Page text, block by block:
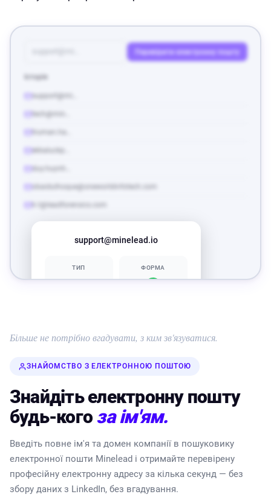
Перевірити електронну пошту
Історія
support@mi…
tech@min…
truman.ha…
ekkaluckp…
duy.huynh…
obaidulhoque@oneworldinfotech.com
h.t@leadforensics.com
support@minelead.io
ТИП ФОРМА
СЕРВЕР СТАТУС
Знайти більше електронних листів для
цього домену
Більше не потрібно вгадувати, з ким зв'язуватися.
ЗНАЙОМСТВО З ЕЛЕКТРОННОЮ ПОШТОЮ
Знайдіть електронну пошту
будь-кого за ім'ям.
Введіть повне ім'я та домен компанії в пошуковику
електронної пошти Minelead і отримайте перевірену
професійну електронну адресу за кілька секунд — без
збору даних з LinkedIn, без вгадування.